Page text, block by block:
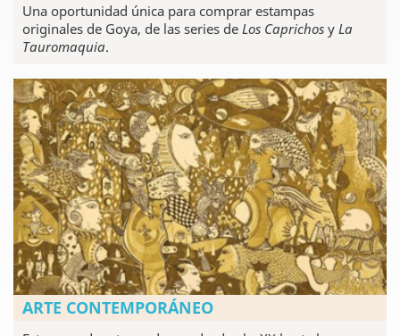
Una oportunidad única para comprar estampas
originales de Goya, de las series de Los Caprichos y La
Tauromaquia.
ARTE CONTEMPORÁNEO